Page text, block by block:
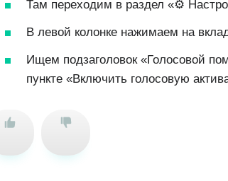
Там переходим в раздел «⚙
В левой колонке нажимаем на
Ищем подзаголовок «Голосовой
пункте «Включить голосовую